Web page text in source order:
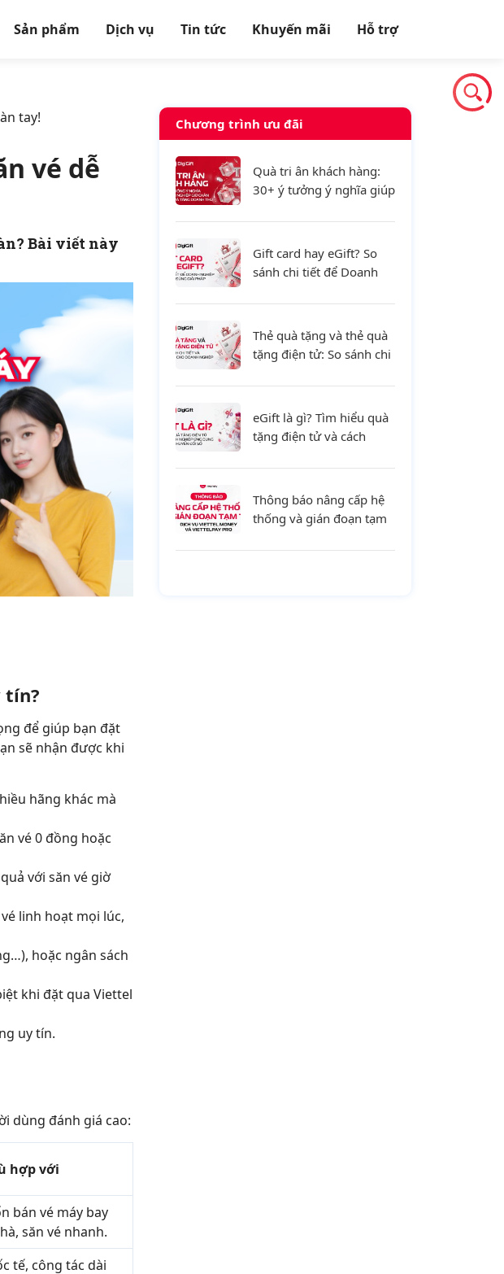
Sản phẩm Dịch vụ Tin tức Khuyến mãi Hỗ trợ
tay!
vé dễ
Bài viết này
tín?
để giúp bạn đặt
sẽ nhận được khi
hãng khác mà
vé 0 đồng hoặc
với săn vé giờ
linh hoạt mọi lúc,
hoặc ngân sách
khi đặt qua Viettel
uy tín.
dùng đánh giá cao:
hợp với
bán vé máy bay
săn vé nhanh.
tế, công tác dài
Chương trình ưu đãi
Quà tri ân khách hàng:
30+ ý tưởng ý nghĩa giúp
khách hàng và tăng
doanh thu
Gift card hay eGift? So
sánh chi tiết để Doanh
giải pháp
Thẻ quà tặng và thẻ quà
tặng điện tử: So sánh chi
doanh nghiệp
eGift là gì? Tìm hiểu quà
tặng điện tử và cách
trong chuyển đổi số
Thông báo nâng cấp hệ
thống và gián đoạn tạm
Money và ViettelPay Pro